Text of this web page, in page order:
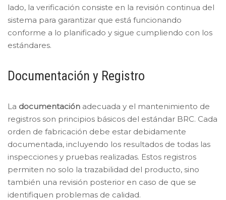
lado, la verificación consiste en la revisión continua del
sistema para garantizar que está funcionando
conforme a lo planificado y sigue cumpliendo con los
estándares.
Documentación y Registro
La documentación adecuada y el mantenimiento de
registros son principios básicos del estándar BRC. Cada
orden de fabricación debe estar debidamente
documentada, incluyendo los resultados de todas las
inspecciones y pruebas realizadas. Estos registros
permiten no solo la trazabilidad del producto, sino
también una revisión posterior en caso de que se
identifiquen problemas de calidad.